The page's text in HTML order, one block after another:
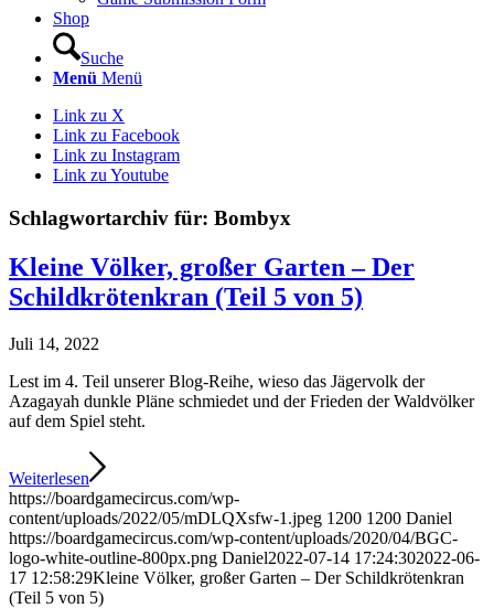
Shop
Suche
Menü Menü
Link zu X
Link zu Facebook
Link zu Instagram
Link zu Youtube
Schlagwortarchiv für: Bombyx
Kleine Völker, großer Garten – Der
Schildkrötenkran (Teil 5 von 5)
Juli 14, 2022
Lest im 4. Teil unserer Blog-Reihe, wieso das Jägervolk der
Azagayah dunkle Pläne schmiedet und der Frieden der Waldvölker
auf dem Spiel steht.
Weiterlesen
https://boardgamecircus.com/wp-
content/uploads/2022/05/mDLQXsfw-1.jpeg 1200 1200 Daniel
https://boardgamecircus.com/wp-content/uploads/2020/04/BGC-
logo-white-outline-800px.png Daniel2022-07-14 17:24:302022-06-
17 12:58:29Kleine Völker, großer Garten – Der Schildkrötenkran
(Teil 5 von 5)